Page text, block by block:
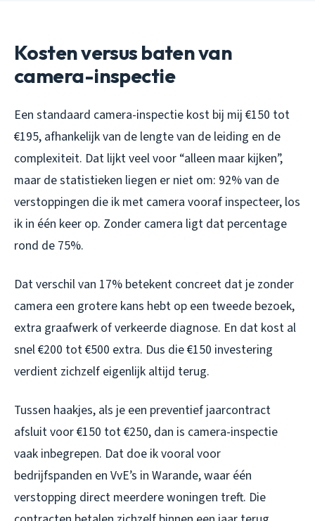
Kosten versus baten van
camera-inspectie
Een standaard camera-inspectie kost bij mij €150 tot
€195, afhankelijk van de lengte van de leiding en de
complexiteit. Dat lijkt veel voor “alleen maar kijken”,
maar de statistieken liegen er niet om: 92% van de
verstoppingen die ik met camera vooraf inspecteer, los
ik in één keer op. Zonder camera ligt dat percentage
rond de 75%.
Dat verschil van 17% betekent concreet dat je zonder
camera een grotere kans hebt op een tweede bezoek,
extra graafwerk of verkeerde diagnose. En dat kost al
snel €200 tot €500 extra. Dus die €150 investering
verdient zichzelf eigenlijk altijd terug.
Tussen haakjes, als je een preventief jaarcontract
afsluit voor €150 tot €250, dan is camera-inspectie
vaak inbegrepen. Dat doe ik vooral voor
bedrijfspanden en VvE’s in Warande, waar één
verstopping direct meerdere woningen treft. Die